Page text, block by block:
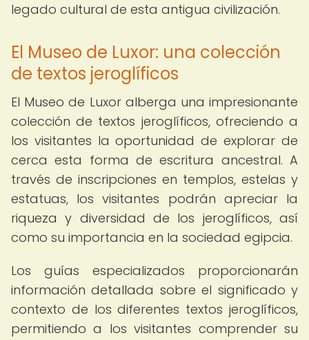
legado cultural de esta antigua civilización.
El Museo de Luxor: una colección
de textos jeroglíficos
El Museo de Luxor alberga una impresionante
colección de textos jeroglíficos, ofreciendo a
los visitantes la oportunidad de explorar de
cerca esta forma de escritura ancestral. A
través de inscripciones en templos, estelas y
estatuas, los visitantes podrán apreciar la
riqueza y diversidad de los jeroglíficos, así
como su importancia en la sociedad egipcia.
Los guías especializados proporcionarán
información detallada sobre el significado y
contexto de los diferentes textos jeroglíficos,
permitiendo a los visitantes comprender su